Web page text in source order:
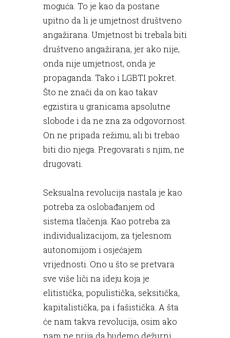
moguća. To je kao da postane
upitno da li je umjetnost društveno
angažirana. Umjetnost bi trebala biti
društveno angažirana, jer ako nije,
onda nije umjetnost, onda je
propaganda. Tako i LGBTI pokret.
Što ne znači da on kao takav
egzistira u granicama apsolutne
slobode i da ne zna za odgovornost.
On ne pripada režimu, ali bi trebao
biti dio njega. Pregovarati s njim, ne
drugovati.
Seksualna revolucija nastala je kao
potreba za oslobađanjem od
sistema tlačenja. Kao potreba za
individualizacijom, za tjelesnom
autonomijom i osjećajem
vrijednosti. Ono u što se pretvara
sve više liči na ideju koja je
elitistička, populistička, seksitička,
kapitalistička, pa i fašistička. A šta
će nam takva revolucija, osim ako
nam ne prija da budemo dežurni